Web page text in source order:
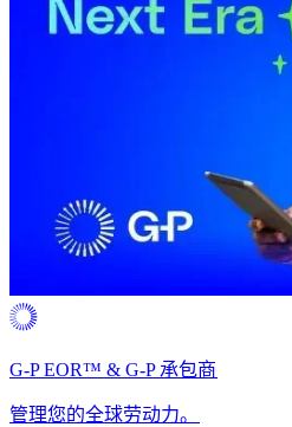
G-P EOR™ & G-P 承包商​​
管理您的全球劳动力。​​